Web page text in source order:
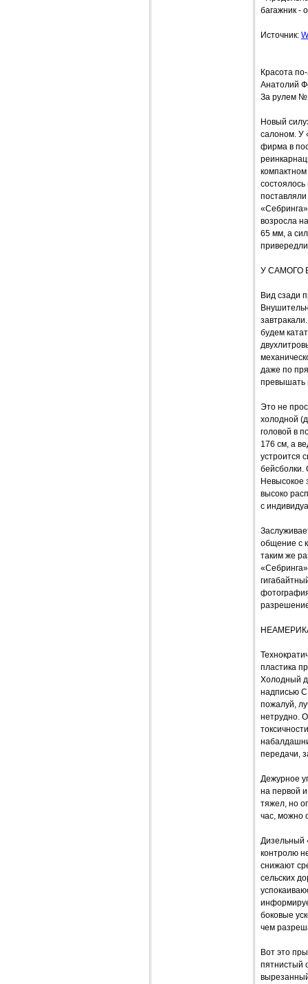
багажник -
Источник:
Красота
Анатолий
За рулем
Новый
салоном. У
фирма в
возросла
65 мм, а
У САМОГО
Вид сзади
будем
даже по
превышать
Это не
холодной
головой в
176 см, а
устроится
бейсболки.
Невысокое
высоко
с
общение с
таким же
пластика
Холодный
надписью
пожалуй,
нетрудно.
передачи,
Дежурное
на первой
тяжел, но
час, можно
Дизельный
контролю
снижают
сельских
боковые
чем
Вот это
пятнистый